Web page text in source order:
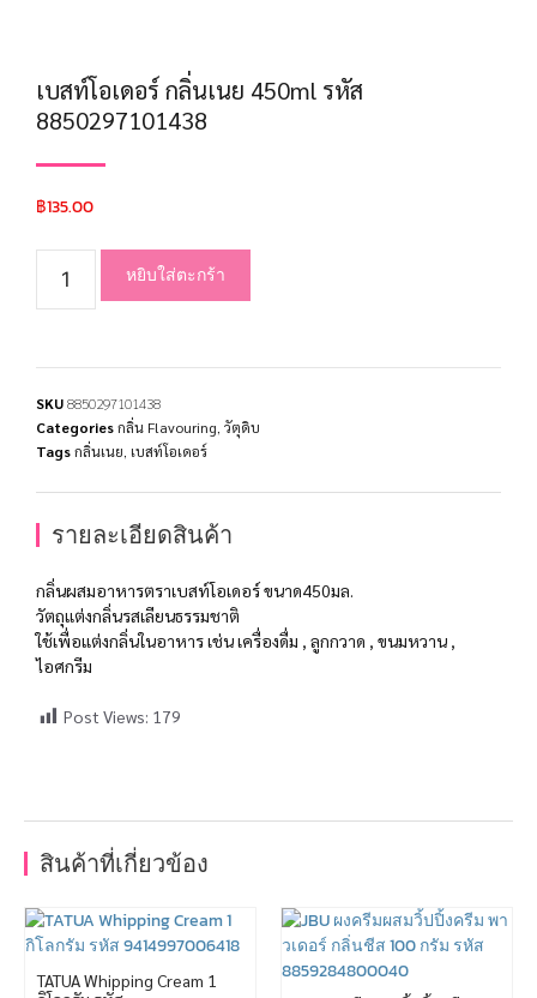
เบสท์โอเดอร์ กลิ่นเนย 450ml รหัส
8850297101438
฿135.00
หยิบใส่ตะกร้า
SKU8850297101438
Categoriesกลิ่น Flavouring วัตุดิบ
Tagsกลิ่นเนย เบสท์โอเดอร์
รายละเอียดสินค้า
กลิ่นผสมอาหารตราเบสท์โอเดอร์ ขนาด450มล.
วัตถุแต่งกลิ่นรสเลียนธรรมชาติ
ใช้เพื่อแต่งกลิ่นในอาหาร เช่น เครื่องดื่ม , ลูกกวาด , ขนมหวาน ,
ไอศกรีม
Post Views: 179
สินค้าที่เกี่ยวข้อง
TATUA Whipping Cream 1